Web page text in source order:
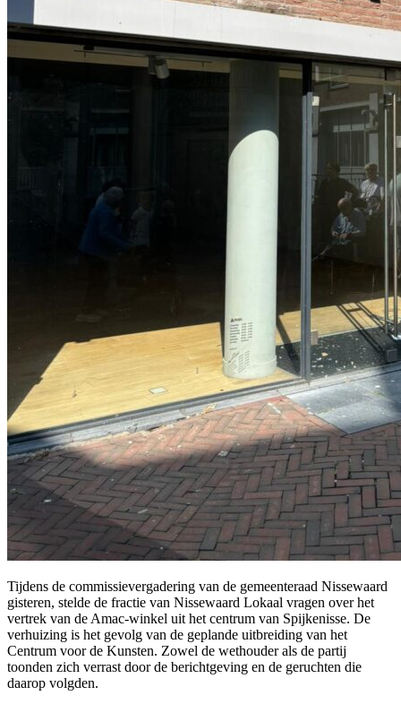
Tijdens de commissievergadering van de gemeenteraad Nissewaard
gisteren, stelde de fractie van Nissewaard Lokaal vragen over het
vertrek van de Amac-winkel uit het centrum van Spijkenisse. De
verhuizing is het gevolg van de geplande uitbreiding van het
Centrum voor de Kunsten. Zowel de wethouder als de partij
toonden zich verrast door de berichtgeving en de geruchten die
daarop volgden.